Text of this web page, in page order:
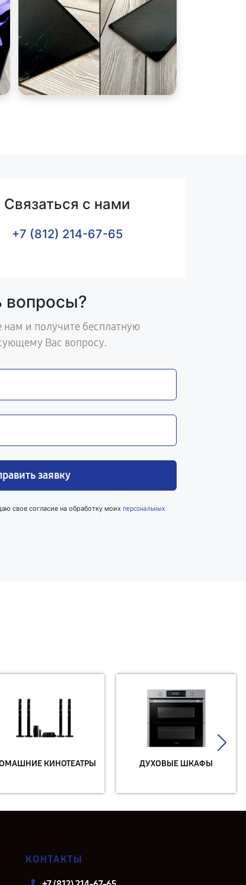
Связаться с нами
+7 (812) 214-67-65
вопросы?
и получите бесплатную
Вас вопросу.
заявку
свое согласие на обработку моих персональных
КИНОТЕАТРЫ ДУХОВЫЕ ШКАФЫ
КОНТАКТЫ